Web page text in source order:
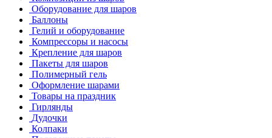
Оборудование для шаров
Баллоны
Гелий и оборудование
Компрессоры и насосы
Крепление для шаров
Пакеты для шаров
Полимерный гель
Оформление шарами
Товары на праздник
Гирлянды
Дудочки
Колпаки